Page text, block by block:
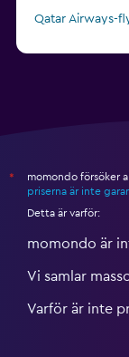
Qatar Airways-
*
momondo försöker
priserna är inte
Detta är varför:
momondo är
Vi samlar
Varför är inte